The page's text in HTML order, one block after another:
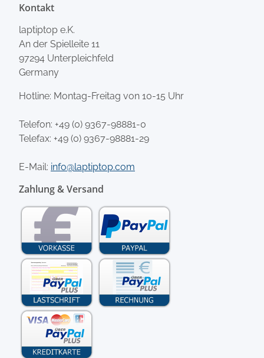
Kontakt
laptiptop e.K.
An der Spielleite 11
97294 Unterpleichfeld
Germany
Hotline: Montag-Freitag von 10-15 Uhr
Telefon: +49 (0) 9367-98881-0
Telefax: +49 (0) 9367-98881-29
E-Mail: info@laptiptop.com
Zahlung & Versand